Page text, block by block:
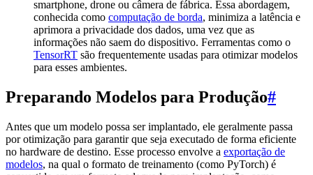
smartphone, drone ou câmera de fábrica. Essa abordagem,
conhecida como computação de borda, minimiza a latência e
aprimora a privacidade dos dados, uma vez que as
informações não saem do dispositivo. Ferramentas como o
TensorRT são frequentemente usadas para otimizar modelos
para esses ambientes.
Preparando Modelos para Produção#
Antes que um modelo possa ser implantado, ele geralmente passa
por otimização para garantir que seja executado de forma eficiente
no hardware de destino. Esse processo envolve a exportação de
modelos, na qual o formato de treinamento (como PyTorch) é